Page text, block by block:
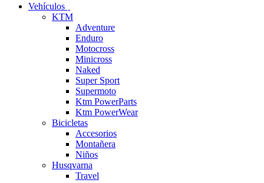
Vehículos
KTM
Adventure
Enduro
Motocross
Minicross
Naked
Super Sport
Supermoto
Ktm PowerParts
Ktm PowerWear
Bicicletas
Accesorios
Montañera
Niños
Husqvarna
Travel